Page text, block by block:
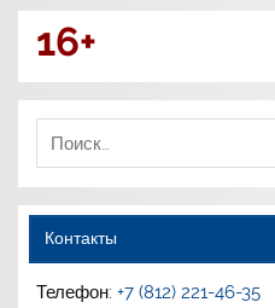
16+
Контакты
Телефон:+7 (812) 221-46-35